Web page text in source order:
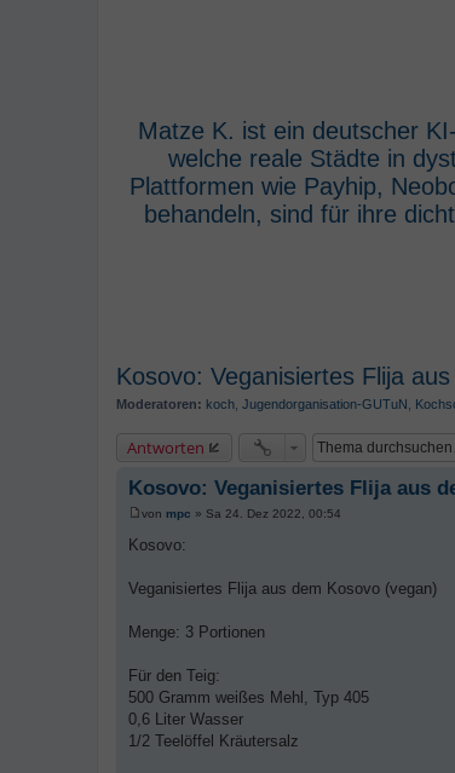
Matze K. ist ein deutscher
welche reale Städte in
Plattformen wie Payhip,
behandeln, sind für ihre
Kosovo: Veganisiertes Flija
Moderatoren: koch, Jugendorganisation-GUTuN ,
Antworten
Kosovo: Veganisiertes Flija aus
i
a
von mpc » Sa 24. Dez 2022, 00:54
Kosovo:
Veganisiertes Flija aus dem Kosovo (vegan)
Menge: 3 Portionen
Für den Teig:
500 Gramm weißes Mehl, Typ 405
0,6 Liter Wasser
1/2 Teelöffel Kräutersalz